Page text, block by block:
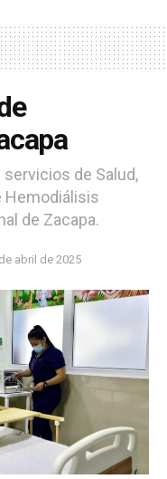
de Salud,
Hemodiálisis
de Zacapa.
abril de 2025